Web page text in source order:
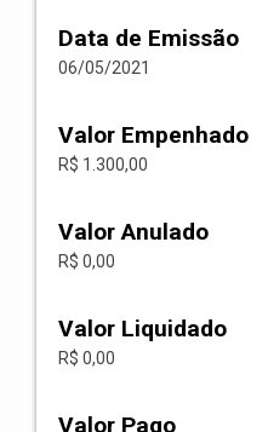
Data de Emissão
06/05/2021
Valor Empenhado
R$ 1.300,00
Valor Anulado
R$ 0,00
Valor Liquidado
R$ 0,00
Valor Pago